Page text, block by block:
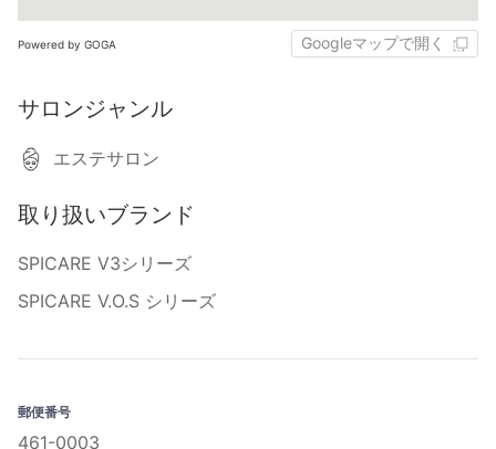
Powered by GOGA Googleマップで開く
サロンジャンル
エステサロン
取り扱いブランド
SPICARE V3シリーズ
SPICARE V.O.S シリーズ
郵便番号
461-0003